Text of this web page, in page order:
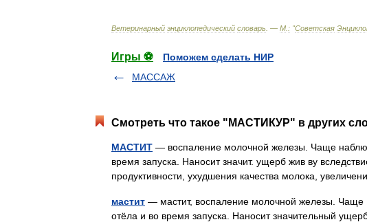
Ветеринарный энциклопедический словарь . — М : "Советская
Игры ⚽
Поможем сделать НИР
МАССАЖ
Смотреть что такое "МАСТИКУР" в других
МАСТИТ — воспаление молочной железы. Чаще
время запуска. Наносит значит. ущерб жив ву
продуктивности, ухудшения качества молока,
мастит — мастит, воспаление молочной железы. Чаще
отёла и во время запуска. Наносит значительный